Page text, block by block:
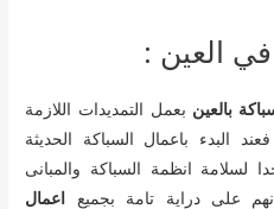
العين :
بالعين بعمل التمديدات اللازمة
البدء باعمال السباكة الحديثة
انظمة السباكة والمبانى
على دراية تامة بجميع
اعمال